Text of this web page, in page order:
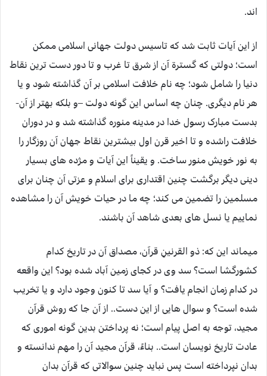
اند.
از این آیات ثابت شد که تاسیس دولت جهانی اسلامی ممکن
است؛ دولتی که گسترة آن از شرق تا غرب و تا دور دست ترین نقاط
دنیا را شامل شود؛ چه نام خلافت اسلامی بر آن گذاشته شود و یا
هر نام دیگری. چنان چه اساس این گونه دولت –و بلکه بهتر از آن-
بدست مبارک رسول خدا در مدینه منوره گذاشته شد و در دوران
خلافت راشده و تا اخیر قرن اول بیشترین نقاط جهان آن روزگار را
به نور خویش منور ساخت. و یقیناً این آیات و مژده های بسیار
دینی دیگر برگشت چنین اقتداری برای اسلام و عزتی آن چنان برای
مسلمین را تضمین می کند؛ چه ما در حیات خویش آن را مشاهده
نماییم یا نسل های بعدی شاهد آن باشند.
میماند این که: ذو القرنینِ قرآن، مصداق آن در تاریخ کدام
کشورگشا است؟ سد وی در کجای زمین آباد شده بود؟ این واقعه
در کدام زمان انجام یافت؟ و آیا سد تا کنون وجود دارد و یا تخریب
شده است؟ و سوال هایی از این دست.. از آن جا که روش قرآن
مجید، توجه به اصل پیام است؛ نه پرداختن بدین گونه اموری که
عادت تاریخ نویسان است.. بناءً، قرآن مجید آن را مهم ندانسته و
بدان نپرداخته است پس نباید چنین سوالاتی که قرآن بدان